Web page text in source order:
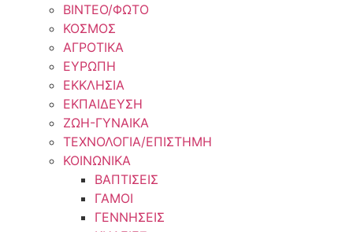
ΒΙΝΤΕΟ/ΦΩΤΟ
ΚΟΣΜΟΣ
ΑΓΡΟΤΙΚΑ
ΕΥΡΩΠΗ
ΕΚΚΛΗΣΙΑ
ΕΚΠΑΙΔΕΥΣΗ
ΖΩΗ-ΓΥΝΑΙΚΑ
ΤΕΧΝΟΛΟΓΙΑ/ΕΠΙΣΤΗΜΗ
ΚΟΙΝΩΝΙΚΑ
ΒΑΠΤΙΣΕΙΣ
ΓΑΜΟΙ
ΓΕΝΝΗΣΕΙΣ